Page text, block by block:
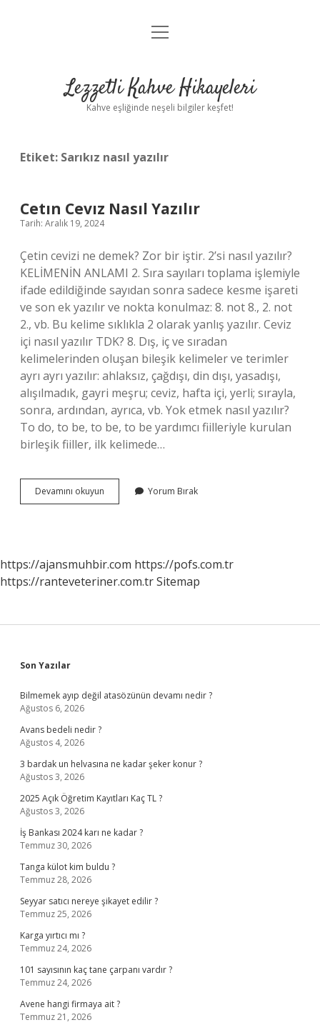
Anasayfa
Yasal Uyarı
menüyü
Lezzetli Kahve Hikayeleri
Kahve eşliğinde neşeli bilgiler keşfet!
Etiket: Sarıkız nasıl yazılır
Cetın Cevız Nasıl Yazılır
Tarih: Aralık 19, 2024
Çetin cevizi ne demek? Zor bir iştir. 2’si nasıl yazılır?
KELİMENİN ANLAMI 2. Sıra sayıları toplama işlemiyle
ifade edildiğinde sayıdan sonra sadece kesme işareti
ve son ek yazılır ve nokta konulmaz: 8. not 8., 2. not
2., vb. Bu kelime sıklıkla 2 olarak yanlış yazılır. Ceviz
içi nasıl yazılır TDK? 8. Dış, iç ve sıradan
kelimelerinden oluşan bileşik kelimeler ve terimler
ayrı ayrı yazılır: ahlaksız, çağdışı, din dışı, yasadışı,
alışılmadık, gayri meşru; ceviz, hafta içi, yerli; sırayla,
sonra, ardından, ayrıca, vb. Yok etmek nasıl yazılır?
To do, to be, to be, to be yardımcı fiilleriyle kurulan
birleşik fiiller, ilk kelimede…
Devamını okuyun
Cevız
Yorum Bırak
https://ajansmuhbir.com https://pofs.com.tr
https://ranteveteriner.com.trSitemap
Sidebar
Son Yazılar
Bilmemek ayıp değil atasözünün devamı nedir ?
Ağustos 6, 2026
Avans bedeli nedir ?
Ağustos 4, 2026
3 bardak un helvasına ne kadar şeker konur ?
Ağustos 3, 2026
2025 Açık Öğretim Kayıtları Kaç TL ?
Ağustos 3, 2026
İş Bankası 2024 karı ne kadar ?
Temmuz 30, 2026
Tanga külot kim buldu ?
Temmuz 28, 2026
Seyyar satıcı nereye şikayet edilir ?
Temmuz 25, 2026
Karga yırtıcı mı ?
Temmuz 24, 2026
101 sayısının kaç tane çarpanı vardır ?
Temmuz 24, 2026
Avene hangi firmaya ait ?
Temmuz 21, 2026